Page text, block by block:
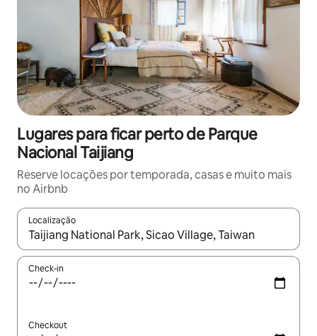
Lugares para ficar perto de Parque
Nacional Taijiang
Reserve locações por temporada, casas e muito mais
no Airbnb
Localização
Quando os resultados estiverem disponíveis, explore-os
Check-in
Checkout